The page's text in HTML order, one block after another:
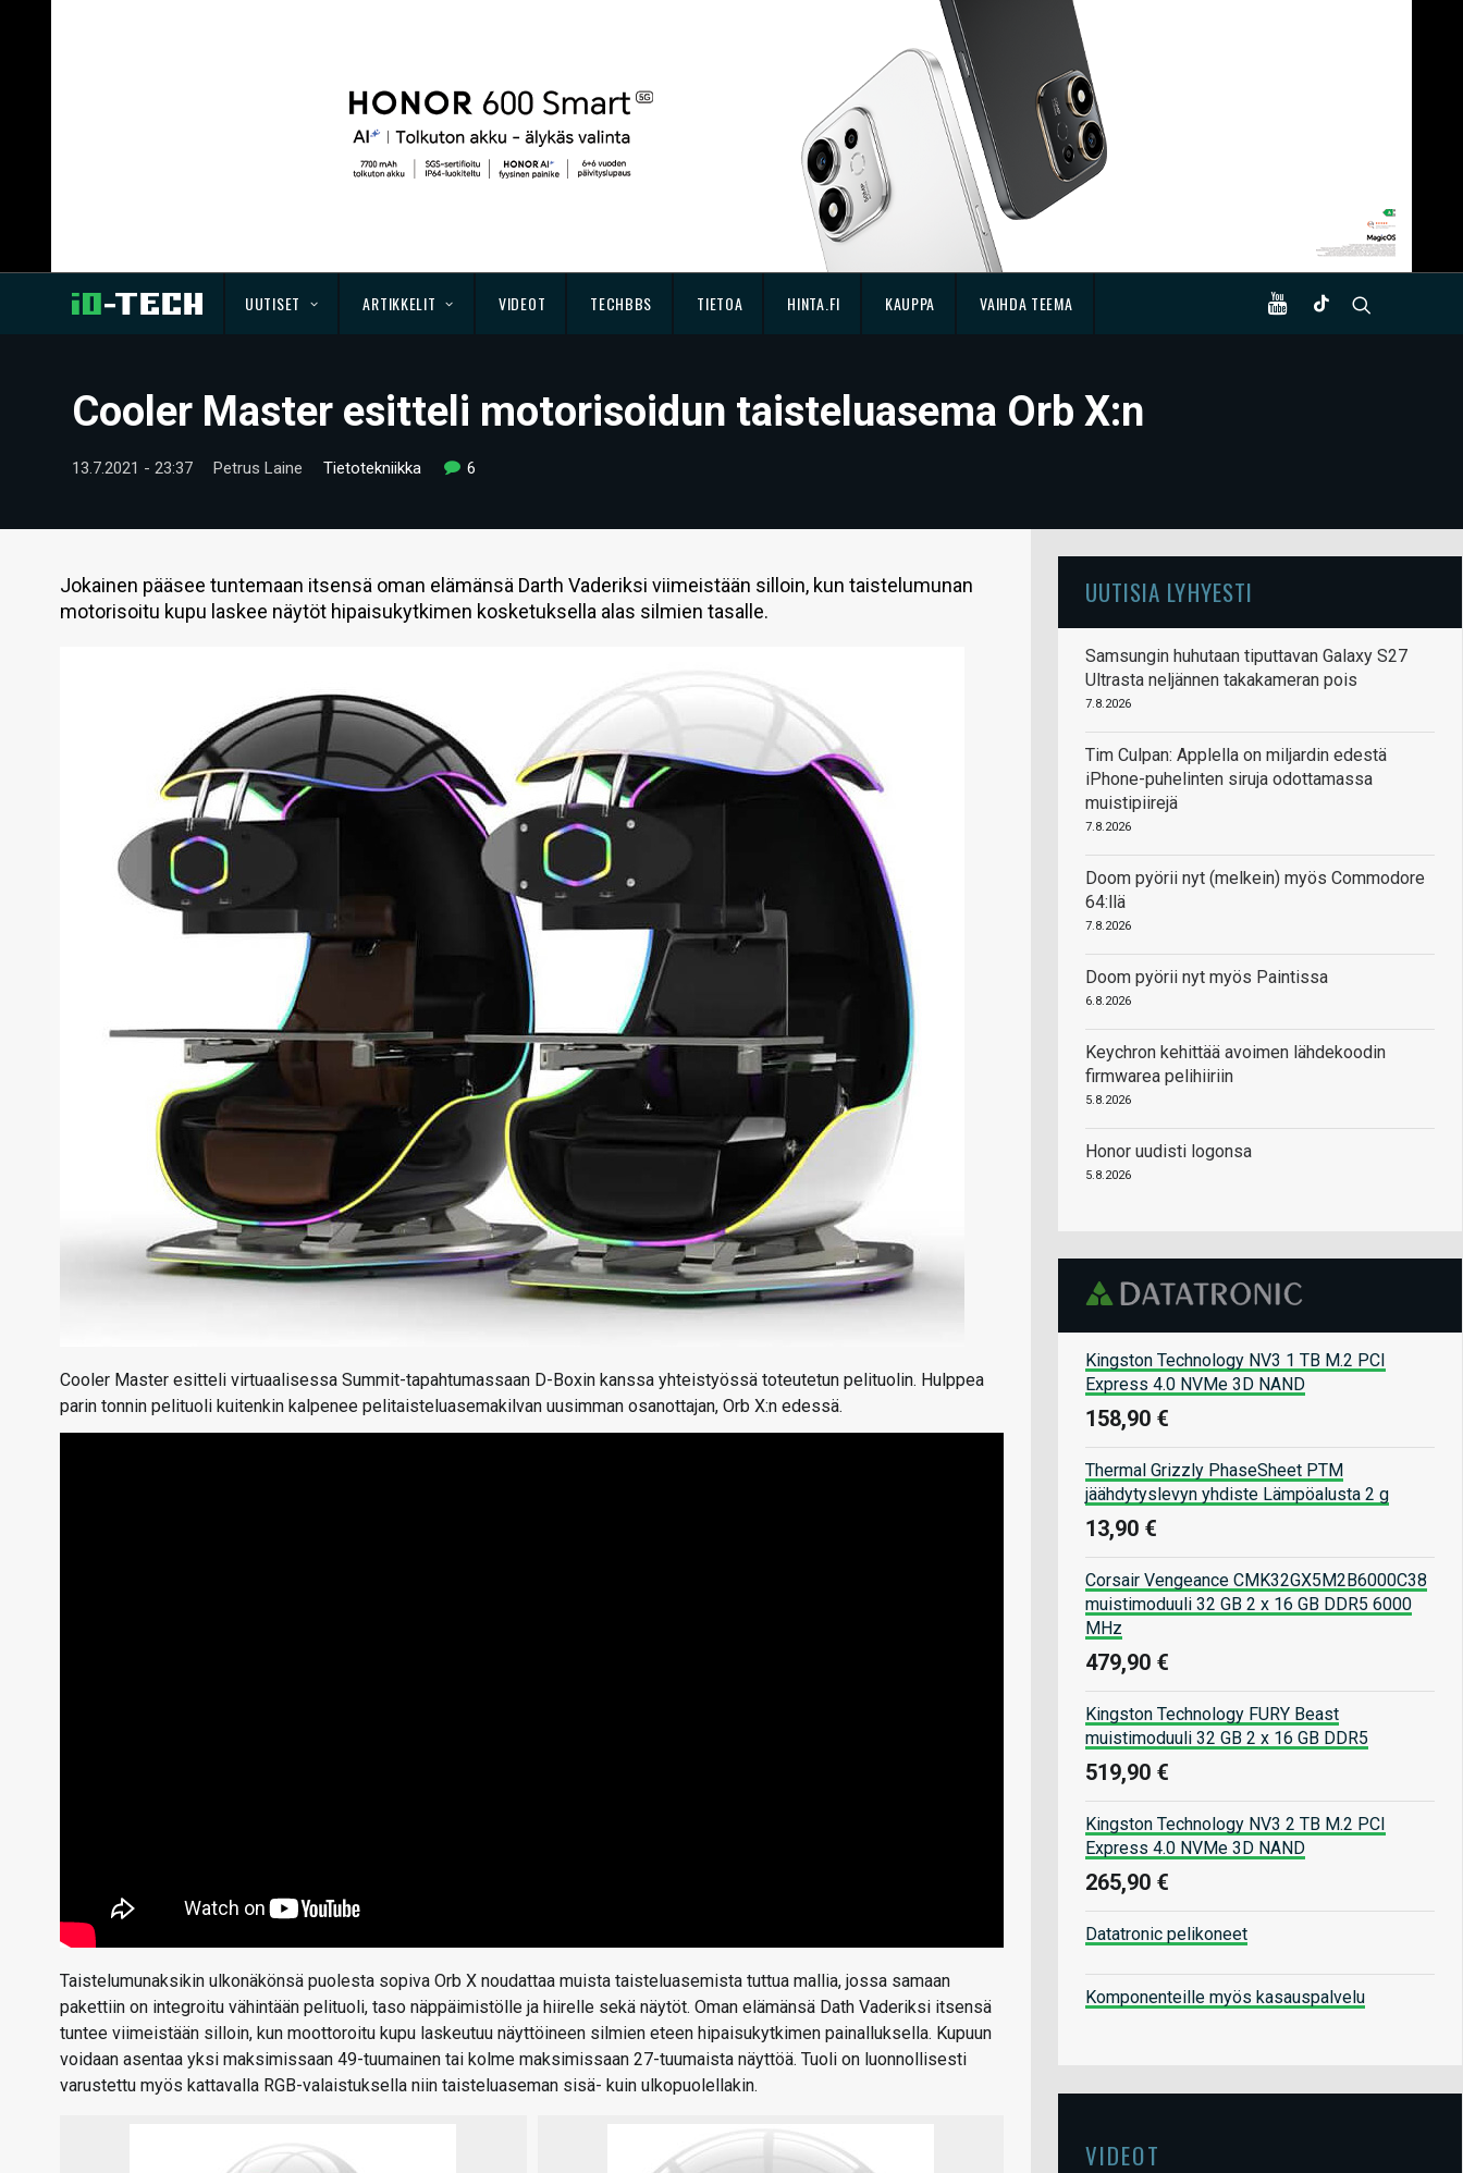
UUTISET ARTIKKELIT VIDEOT TECHBBS TIETOA HINTA.FI KAUPPA VAIHDA TEEMA
Cooler Master esitteli motorisoidun taisteluasema Orb X:n
13.7.2021 - 23:37 Petrus Laine Tietotekniikka 6
Jokainen pääsee tuntemaan itsensä oman elämänsä Darth Vaderiksi viimeistään silloin, kun taistelumunan
motorisoitu kupu laskee näytöt hipaisukytkimen kosketuksella alas silmien tasalle.
Cooler Master esitteli virtuaalisessa Summit-tapahtumassaan D-Boxin kanssa yhteistyössä toteutetun pelituolin. Hulppea
parin tonnin pelituoli kuitenkin kalpenee pelitaisteluasemakilvan uusimman osanottajan, Orb X:n edessä.
Taistelumunaksikin ulkonäkönsä puolesta sopiva Orb X noudattaa muista taisteluasemista tuttua mallia, jossa samaan
pakettiin on integroitu vähintään pelituoli, taso näppäimistölle ja hiirelle sekä näytöt. Oman elämänsä Dath Vaderiksi itsensä
tuntee viimeistään silloin, kun moottoroitu kupu laskeutuu näyttöineen silmien eteen hipaisukytkimen painalluksella. Kupuun
voidaan asentaa yksi maksimissaan 49-tuumainen tai kolme maksimissaan 27-tuumaista näyttöä. Tuoli on luonnollisesti
varustettu myös kattavalla RGB-valaistuksella niin taisteluaseman sisä- kuin ulkopuolellakin.
UUTISIA LYHYESTI
Samsungin huhutaan tiputtavan Galaxy S27
Ultrasta neljännen takakameran pois
7.8.2026
Tim Culpan: Applella on miljardin edestä
iPhone-puhelinten siruja odottamassa
muistipiirejä
7.8.2026
Doom pyörii nyt (melkein) myös Commodore
64:llä
7.8.2026
Doom pyörii nyt myös Paintissa
6.8.2026
Keychron kehittää avoimen lähdekoodin
firmwarea pelihiiriin
5.8.2026
Honor uudisti logonsa
5.8.2026
Kingston Technology NV3 1 TB M.2 PCI
Express 4.0 NVMe 3D NAND
158,90 €
Thermal Grizzly PhaseSheet PTM
jäähdytyslevyn yhdiste Lämpöalusta 2 g
13,90 €
Corsair Vengeance CMK32GX5M2B6000C38
muistimoduuli 32 GB 2 x 16 GB DDR5 6000
MHz
479,90 €
Kingston Technology FURY Beast
muistimoduuli 32 GB 2 x 16 GB DDR5
519,90 €
Kingston Technology NV3 2 TB M.2 PCI
Express 4.0 NVMe 3D NAND
265,90 €
Datatronic pelikoneet
Komponenteille myös kasauspalvelu
VIDEOT